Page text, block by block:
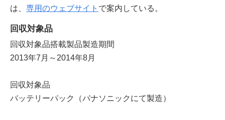
は、 専用のウェブサイト で案内している。
回収対象品
回収対象品搭載製品製造期間
2013年7月～2014年8月
回収対象品
バッテリーパック（パナソニックにて製造）